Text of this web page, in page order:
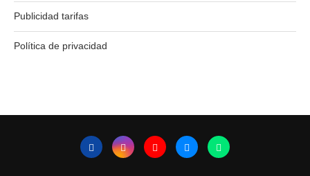
Publicidad tarifas
Política de privacidad